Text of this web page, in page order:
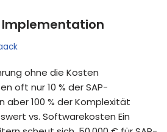
Implementation
ohne die Kosten
oft nur 10 % der SAP-
aber 100 % der Komplexität
vs. Softwarekosten Ein